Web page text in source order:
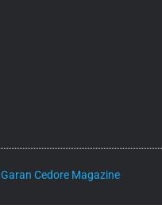
Garan Cedore Magazine